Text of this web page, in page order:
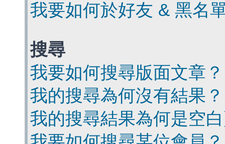
我要如何於好友 & 黑名
搜尋
我要如何搜尋版面文章？
我的搜尋為何沒有結果？
我的搜尋結果為何是空